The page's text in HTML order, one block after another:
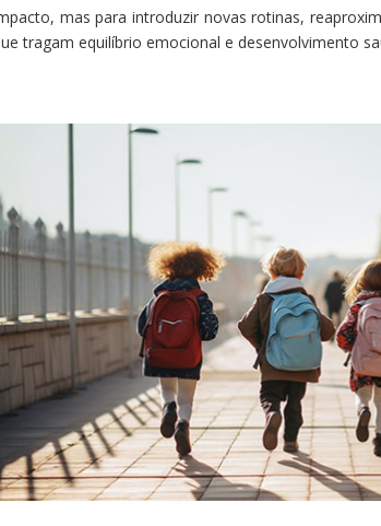
mas para introduzir novas rotinas,
tragam equilíbrio emocional e desenvolvimento